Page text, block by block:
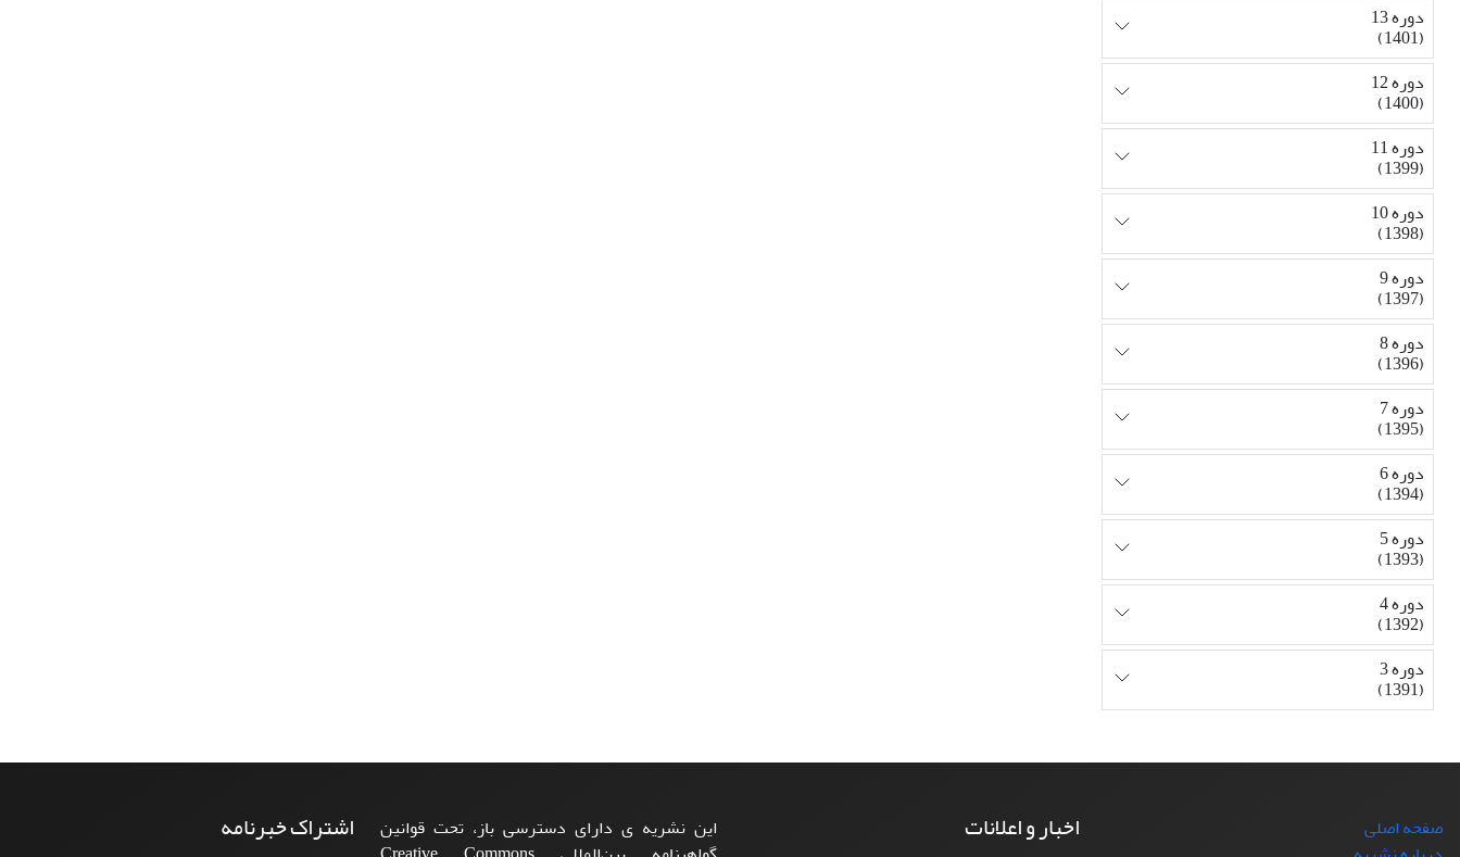
دوره 13
(1401)
دوره 12
(1400)
دوره 11
(1399)
دوره 10
(1398)
دوره 9
(1397)
دوره 8
(1396)
دوره 7
(1395)
دوره 6
(1394)
دوره 5
(1393)
دوره 4
(1392)
دوره 3
(1391)
صفحه اصلی
اخبار و اعلانات
این نشریه ی دارای دسترسی باز، تحت قوانین
اشتراک خبرنامه